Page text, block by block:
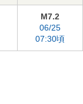
M7.2
06/25
07:30頃